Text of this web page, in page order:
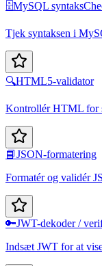
🗄️MySQL
Tjek syntaksen i
🔍HTML5-validator
Kontrollér HTML for
📘JSON-formatering
Formatér og validér
🔑JWT-dekoder /
Indsæt JWT for at